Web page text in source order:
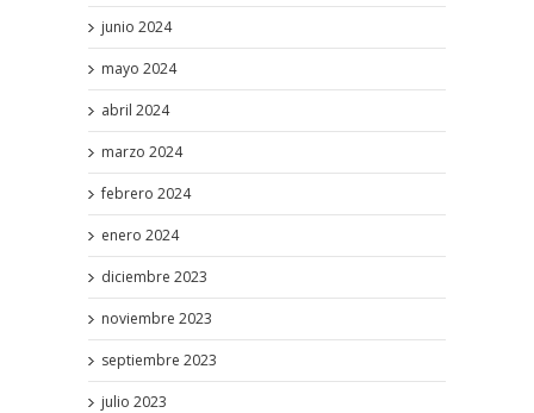
junio 2024
mayo 2024
abril 2024
marzo 2024
febrero 2024
enero 2024
diciembre 2023
noviembre 2023
septiembre 2023
julio 2023